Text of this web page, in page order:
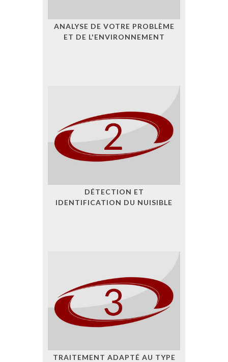
ANALYSE DE VOTRE PROBLÈME
ET DE L'ENVIRONNEMENT
DÉTECTION ET
IDENTIFICATION DU NUISIBLE
TRAITEMENT ADAPTÉ AU TYPE